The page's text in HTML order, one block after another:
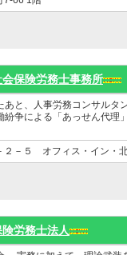
保険労務士事務所
あと、人事労務コンサルタ
争による「あっせん代理
２－５ オフィス・イン・
労務士法人